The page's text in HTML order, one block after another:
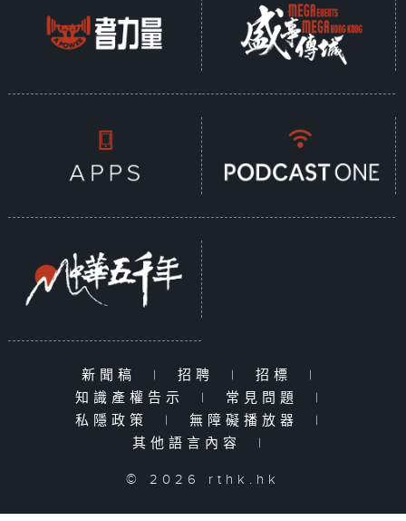
新聞稿 | 招聘 | 招標
|
知識產權告示
| 常見問題
|
私隱政策
| 無障礙播放器
|
其他語言內容
|
© 2026 rthk.hk